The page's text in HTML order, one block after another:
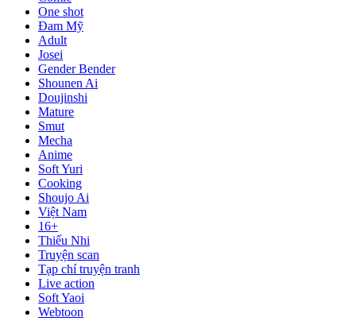
One shot
Đam Mỹ
Adult
Josei
Gender Bender
Shounen Ai
Doujinshi
Mature
Smut
Mecha
Anime
Soft Yuri
Cooking
Shoujo Ai
Việt Nam
16+
Thiếu Nhi
Truyện scan
Tạp chí truyện tranh
Live action
Soft Yaoi
Webtoon